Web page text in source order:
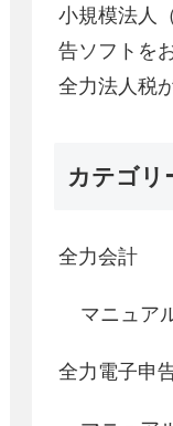
小規模法人
告ソフトを
全力法人税
カテゴリ
全力会計
マニュア
全力電子申